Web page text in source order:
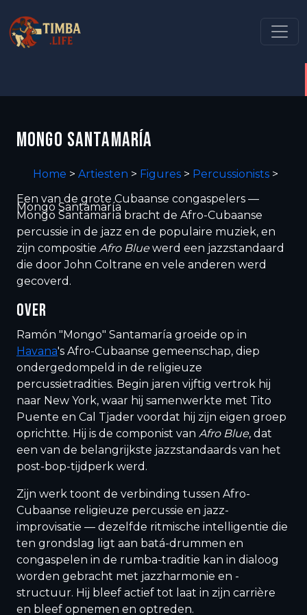
MONGO SANTAMARÍA
Home > Artiesten > Figures > Percussionists >
Mongo Santamaría
Een van de grote Cubaanse congaspelers —
Mongo Santamaría bracht de Afro-Cubaanse
percussie in de jazz en de populaire muziek, en
zijn compositie Afro Bluewerd een jazzstandaard
die door John Coltrane en vele anderen werd
gecoverd.
OVER
Ramón "Mongo" Santamaría groeide op in
Havana's Afro-Cubaanse gemeenschap, diep
ondergedompeld in de religieuze
percussietradities. Begin jaren vijftig vertrok hij
naar New York, waar hij samenwerkte met Tito
Puente en Cal Tjader voordat hij zijn eigen groep
oprichtte. Hij is de componist van Afro Blue, dat
een van de belangrijkste jazzstandaards van het
post-bop-tijdperk werd.
Zijn werk toont de verbinding tussen Afro-
Cubaanse religieuze percussie en jazz-
improvisatie — dezelfde ritmische intelligentie die
ten grondslag ligt aan batá-drummen en
congaspelen in de rumba-traditie kan in dialoog
worden gebracht met jazzharmonie en -
structuur. Hij bleef actief tot laat in zijn carrière
en bleef opnemen en optreden.